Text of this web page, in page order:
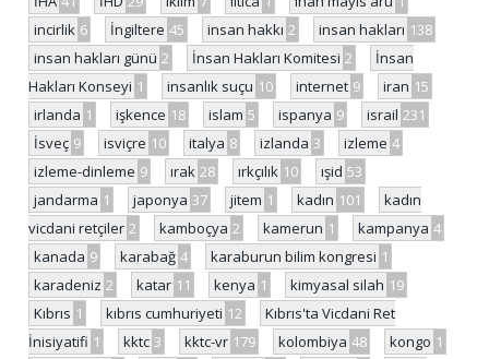
incirlik 6 İngiltere 45 insan hakkı 2 insan hakları 138
insan hakları günü 2 İnsan Hakları Komitesi 2
İnsan
Hakları Konseyi 1 insanlık suçu 10 internet 9 iran 15
irlanda 1 işkence 18 islam 5 ispanya 9 israil 231
İsveç 9 isviçre 10 italya 8 izlanda 3 izleme 4
izleme-dinleme 9 ırak 28 ırkçılık 10 ışid 53
jandarma 1 japonya 37 jitem 1 kadın 101
kadın
vicdani retçiler 2 kamboçya 2 kamerun 1 kampanya 4
kanada 9 karabağ 4 karaburun bilim kongresi 1
karadeniz 2 katar 11 kenya 1 kimyasal silah 19
Kıbrıs 1 kıbrıs cumhuriyeti 12
Kıbrıs'ta Vicdani Ret
İnisiyatifi 1 kktc 3 kktc-vr 179 kolombiya 48 kongo 1